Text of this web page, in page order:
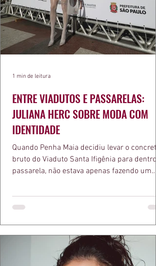
ENTRE VIADUTOS E PASSARELAS:
JULIANA HERC SOBRE MODA COM
IDENTIDADE
Quando Penha Maia decidiu levar o concreto
bruto do Viaduto Santa Ifigênia para dentro
passarela, não estava apenas fazendo um
a apresentadora e influenciadora Juliana
defende há tempos, o de que moda
estruturas geométricas, volumes
aquele concreto aparente típico da
1 min de leitura